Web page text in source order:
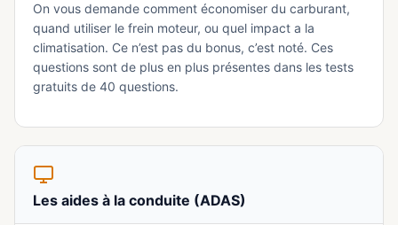
On vous demande comment économiser du carburant,
quand utiliser le frein moteur, ou quel impact a la
climatisation. Ce n’est pas du bonus, c’est noté. Ces
questions sont de plus en plus présentes dans les tests
gratuits de 40 questions.
Les aides à la conduite (ADAS)